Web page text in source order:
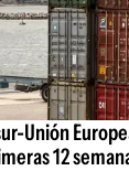
Unión
12